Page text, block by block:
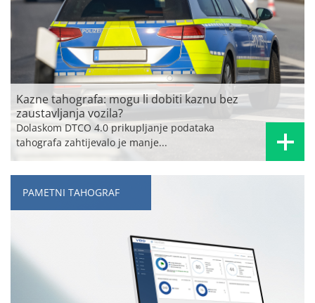
Kazne tahografa: mogu li dobiti kaznu bez
zaustavljanja vozila?
Dolaskom DTCO 4.0 prikupljanje podataka
tahografa zahtijevalo je manje...
PAMETNI TAHOGRAF